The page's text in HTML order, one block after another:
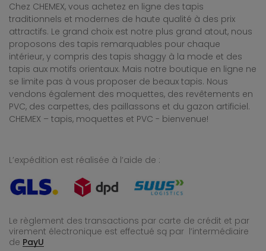
Chez CHEMEX, vous achetez en ligne des tapis
traditionnels et modernes de haute qualité à des prix
attractifs. Le grand choix est notre plus grand atout, nous
proposons des tapis remarquables pour chaque
intérieur, y compris des tapis shaggy à la mode et des
tapis aux motifs orientaux. Mais notre boutique en ligne ne
se limite pas à vous proposer de beaux tapis. Nous
vendons également des moquettes, des revêtements en
PVC, des carpettes, des paillassons et du gazon artificiel.
CHEMEX – tapis, moquettes et PVC - bienvenue!
L’expédition est réalisée à l’aide de :
Le règlement des transactions par carte de crédit et par
virement électronique est effectué są par l’intermédiaire
de PayU